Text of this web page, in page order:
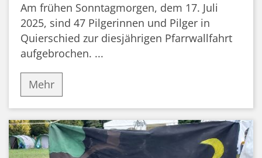
Am frühen Sonntagmorgen, dem 17. Juli
2025, sind 47 Pilgerinnen und Pilger in
Quierschied zur diesjährigen Pfarrwallfahrt
aufgebrochen. ...
Mehr